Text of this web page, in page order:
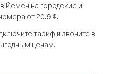
Йемен на городские и
от 20.9 ¢.
тариф и звоните в
ценам.